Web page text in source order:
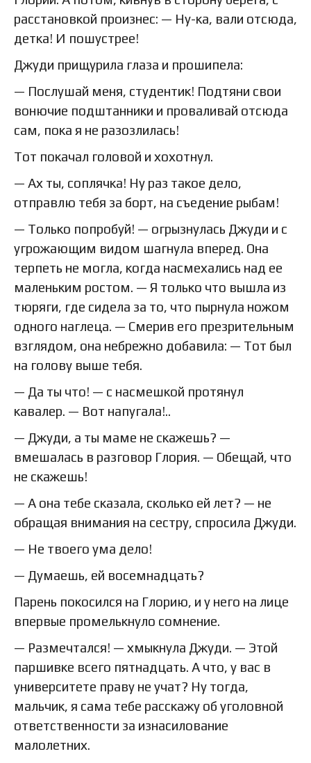
расстановкой произнес: — Ну-ка, вали отсюда,
детка! И пошустрее!
Джуди прищурила глаза и прошипела:
— Послушай меня, студентик! Подтяни свои
вонючие подштанники и проваливай отсюда
сам, пока я не разозлилась!
Тот покачал головой и хохотнул.
— Ах ты, соплячка! Ну раз такое дело,
отправлю тебя за борт, на съедение рыбам!
— Только попробуй! — огрызнулась Джуди и с
угрожающим видом шагнула вперед. Она
терпеть не могла, когда насмехались над ее
маленьким ростом. — Я только что вышла из
тюряги, где сидела за то, что пырнула ножом
одного наглеца. — Смерив его презрительным
взглядом, она небрежно добавила: — Тот был
на голову выше тебя.
— Да ты что! — с насмешкой протянул
кавалер. — Вот напугала!..
— Джуди, а ты маме не скажешь? —
вмешалась в разговор Глория. — Обещай, что
не скажешь!
— А она тебе сказала, сколько ей лет? — не
обращая внимания на сестру, спросила Джуди.
— Не твоего ума дело!
— Думаешь, ей восемнадцать?
Парень покосился на Глорию, и у него на лице
впервые промелькнуло сомнение.
— Размечтался! — хмыкнула Джуди. — Этой
паршивке всего пятнадцать. А что, у вас в
университете праву не учат? Ну тогда,
мальчик, я сама тебе расскажу об уголовной
ответственности за изнасилование
малолетних.